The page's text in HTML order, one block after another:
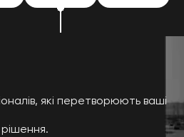
які перетворюють ваші
рішення.